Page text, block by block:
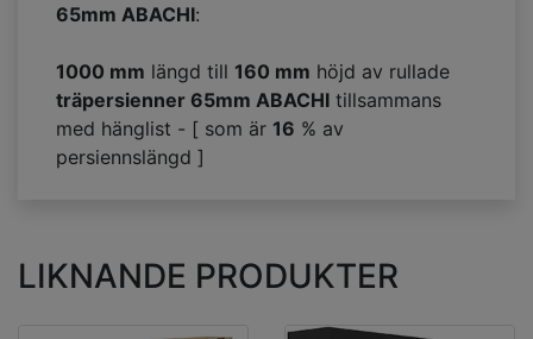
65mm ABACHI:
1000 mm längd till 160 mm höjd av rullade
träpersienner 65mm ABACHI tillsammans
med hänglist - [ som är 16 % av
persiennslängd ]
LIKNANDE PRODUKTER